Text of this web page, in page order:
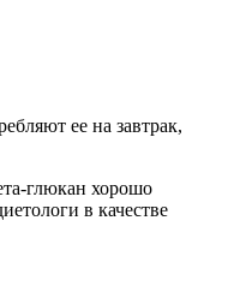
ее на завтрак,
глюкан хорошо
в качестве